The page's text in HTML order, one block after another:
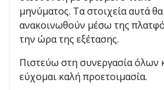
μηνύματος. Τα στοιχεία αυτά θα
ανακοινωθούν μέσω της
την ώρα της εξέτασης.
Πιστεύω στη συνεργασία όλων
εύχομαι καλή προετοιμασία.